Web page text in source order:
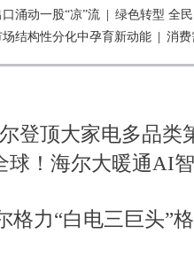
涌动一股“凉”流
绿色转型 全
结构性分化中孕育新动能
消费
登顶大家电多品类
球！海尔大暖通AI
格力“白电三巨头”